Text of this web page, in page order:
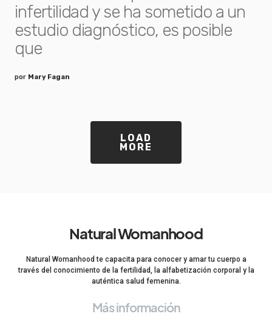
infertilidad y se ha sometido a un
estudio diagnóstico, es posible
que
por Mary Fagan
LOAD
MORE
Natural Womanhood
Natural Womanhood te capacita para conocer y amar tu cuerpo a
través del conocimiento de la fertilidad, la alfabetización corporal y la
auténtica salud femenina.
Más información